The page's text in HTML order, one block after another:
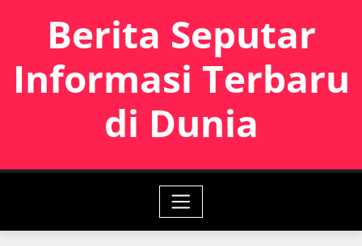
Berita Seputar
Informasi Terbaru
di Dunia